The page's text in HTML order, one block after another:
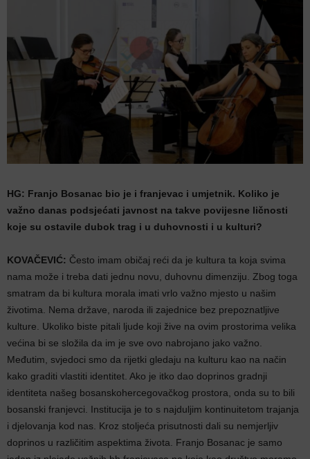
HG: Franjo Bosanac bio je i franjevac i umjetnik. Koliko je
važno danas podsjećati javnost na takve povijesne ličnosti
koje su ostavile dubok trag i u duhovnosti i u kulturi?
KOVAČEVIĆ: Često imam običaj reći da je kultura ta koja svima
nama može i treba dati jednu novu, duhovnu dimenziju. Zbog toga
smatram da bi kultura morala imati vrlo važno mjesto u našim
životima. Nema države, naroda ili zajednice bez prepoznatljive
kulture. Ukoliko biste pitali ljude koji žive na ovim prostorima velika
većina bi se složila da im je sve ovo nabrojano jako važno.
Međutim, svjedoci smo da rijetki gledaju na kulturu kao na način
kako graditi vlastiti identitet. Ako je itko dao doprinos gradnji
identiteta našeg bosanskohercegovačkog prostora, onda su to bili
bosanski franjevci. Institucija je to s najduljim kontinuitetom trajanja
i djelovanja kod nas. Kroz stoljeća prisutnosti dali su nemjerljiv
doprinos u različitim aspektima života. Franjo Bosanac je samo